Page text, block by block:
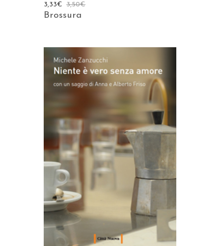
3,50€
3,33€
Brossura
AGGIUNGI AL CARRELLO